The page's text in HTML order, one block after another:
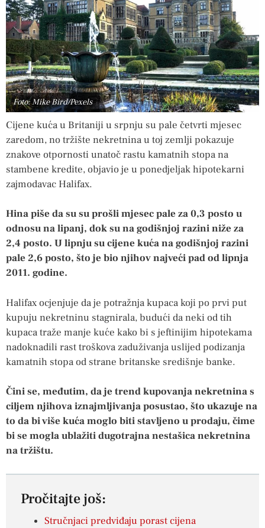
Foto: Mike Bird/Pexels
Cijene kuća u Britaniji u srpnju su pale četvrti mjesec
zaredom, no tržište nekretnina u toj zemlji pokazuje
znakove otpornosti unatoč rastu kamatnih stopa na
stambene kredite, objavio je u ponedjeljak hipotekarni
zajmodavac Halifax.
Hina piše da su su prošli mjesec pale za 0,3 posto u
odnosu na lipanj, dok su na godišnjoj razini niže za
2,4 posto. U lipnju su cijene kuća na godišnjoj razini
pale 2,6 posto, što je bio njihov najveći pad od lipnja
2011. godine.
Halifax ocjenjuje da je potražnja kupaca koji po prvi put
kupuju nekretninu stagnirala, budući da neki od tih
kupaca traže manje kuće kako bi s jeftinijim hipotekama
nadoknadili rast troškova zaduživanja uslijed podizanja
kamatnih stopa od strane britanske središnje banke.
Čini se, međutim, da je trend kupovanja nekretnina s
ciljem njihova iznajmljivanja posustao, što ukazuje na
to da bi više kuća moglo biti stavljeno u prodaju, čime
bi se mogla ublažiti dugotrajna nestašica nekretnina
na tržištu.
Pročitajte još:
Stručnjaci predviđaju porast cijena